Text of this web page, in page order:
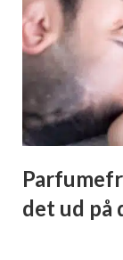
det ud på